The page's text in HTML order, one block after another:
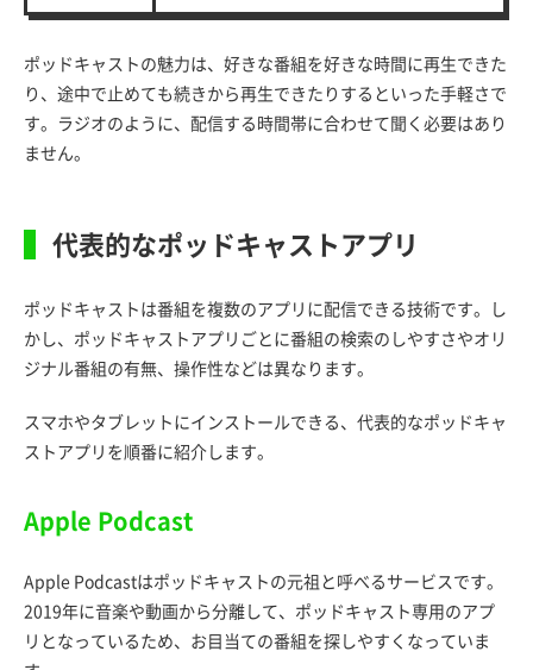
ポッドキャストの魅力は、好きな番組を好きな時間に再生できた
り、途中で止めても続きから再生できたりするといった手軽さで
す。ラジオのように、配信する時間帯に合わせて聞く必要はあり
ません。
代表的なポッドキャストアプリ
ポッドキャストは番組を複数のアプリに配信できる技術です。し
かし、ポッドキャストアプリごとに番組の検索のしやすさやオリ
ジナル番組の有無、操作性などは異なります。
スマホやタブレットにインストールできる、代表的なポッドキャ
ストアプリを順番に紹介します。
Apple Podcast
Apple Podcastはポッドキャストの元祖と呼べるサービスです。
2019年に音楽や動画から分離して、ポッドキャスト専用のアプ
リとなっているため、お目当ての番組を探しやすくなっていま